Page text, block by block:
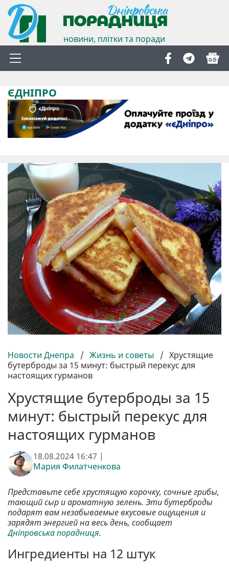
новини, плітки та поради
ЄДНІПРО
Новости Днепра / Жизнь и советы / Хрустящие
бутерброды за 15 минут: быстрый перекус для
настоящих гурманов
Хрустящие бутерброды за 15
минут: быстрый перекус для
настоящих гурманов
18.08.2024 16:47 |
Мария Филатченкова
Представьте себе хрустящую корочку, сочные грибы,
тающий сыр и ароматную зелень. Эти бутерброды
подарят вам незабываемые вкусовые ощущения и
зарядят энергией на весь день, сообщает
Дніпровська порадниця.
Ингредиенты на 12 штук